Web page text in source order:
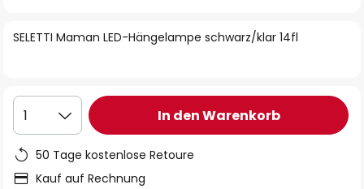
SELETTI Maman LED-Hängelampe schwarz/klar 14fl
1 In den Warenkorb
50 Tage kostenlose Retoure
Kauf auf Rechnung